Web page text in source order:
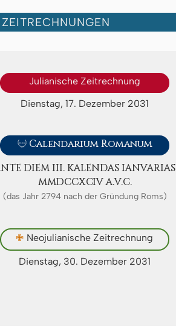
Julianische Zeitrechnung
Dienstag, 17. Dezember 2031
 Calendarium Romanum
DIEM III. KA­LEN­DAS IA­NV­A­RI­AS
ⅯⅯⅮⅭⅭⅩⅭⅠⅤ A.V.C.
(das Jahr 2794 nach der Gründung Roms)
✙ Neojulianische Zeitrechnung
Dienstag, 30. Dezember 2031